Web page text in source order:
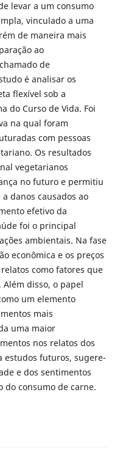
levar a um consumo
vinculado a uma
de maneira mais
ao
de
é analisar os
flexível sob a
do Curso de Vida. Foi
na qual foram
com pessoas
Os resultados
vegetarianos
no futuro e permitiu
danos causados ao
efetivo da
foi o principal
ambientais. Na fase
econômica e os preços
como fatores que
disso, o papel
um elemento
mais
uma maior
nos relatos dos
estudos futuros, sugere-
e dos sentimentos
do consumo de carne.